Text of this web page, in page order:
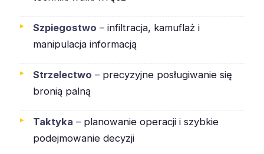
Szpiegostwo – infiltracja, kamuflaż i
manipulacja informacją
Strzelectwo – precyzyjne posługiwanie się
bronią palną
Taktyka – planowanie operacji i szybkie
podejmowanie decyzji